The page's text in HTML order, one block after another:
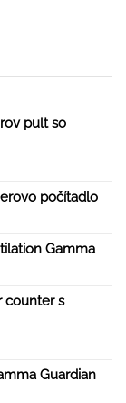
pult so
počítadlo
Gamma
counter s
Guardian